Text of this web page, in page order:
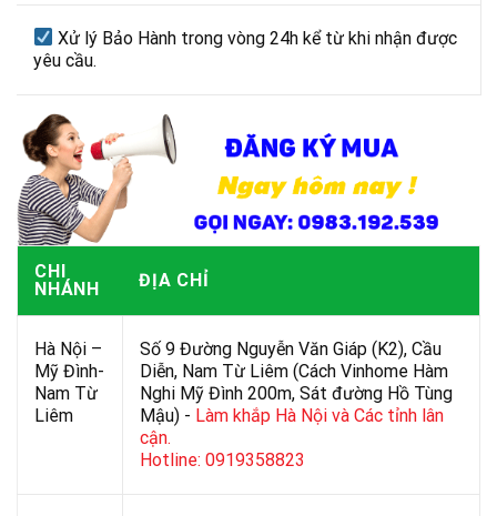
Xử lý Bảo Hành trong vòng 24h kể từ khi nhận được
yêu cầu.
CHI
NHÁNH
ĐỊA CHỈ
Hà Nội –
Mỹ Đình-
Nam Từ
Liêm
Số 9 Đường Nguyễn Văn Giáp (K2), Cầu
Diễn, Nam Từ Liêm (Cách Vinhome Hàm
Nghi Mỹ Đình 200m, Sát đường Hồ Tùng
Mậu) - Làm khắp Hà Nội và Các tỉnh lân
cận.
Hotline: 0919358823